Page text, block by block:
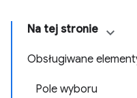
Na tej stronie
Obsługiwane
Pole wyboru